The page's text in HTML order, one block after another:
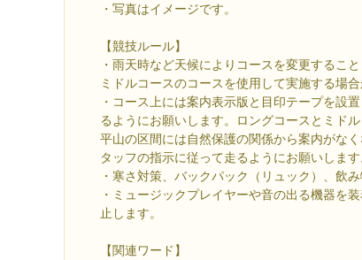
・写真はイメージです。
【競技ルール】
・雨天時など天候によりコースを変更するこ
ミドルコースのコースを使用して実施する場合
・コース上には案内表示版と目印テープを設
るようにお願いします。ロングコースとミド
平山の区間には自然保護の関係から案内がな
タッフの指示に従って走るようにお願いします
・寒さ対策、バックパック（リュック）、飲
・ミュージックプレイヤーや音の出る機器を
止します。
【関連ワード】